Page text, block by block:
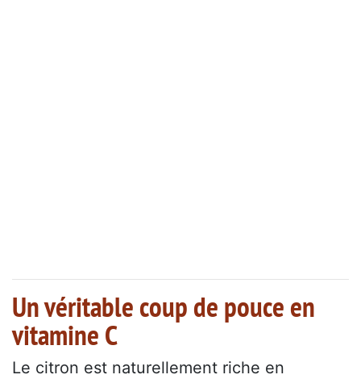
Un véritable coup de pouce en
vitamine C
Le citron est naturellement riche en